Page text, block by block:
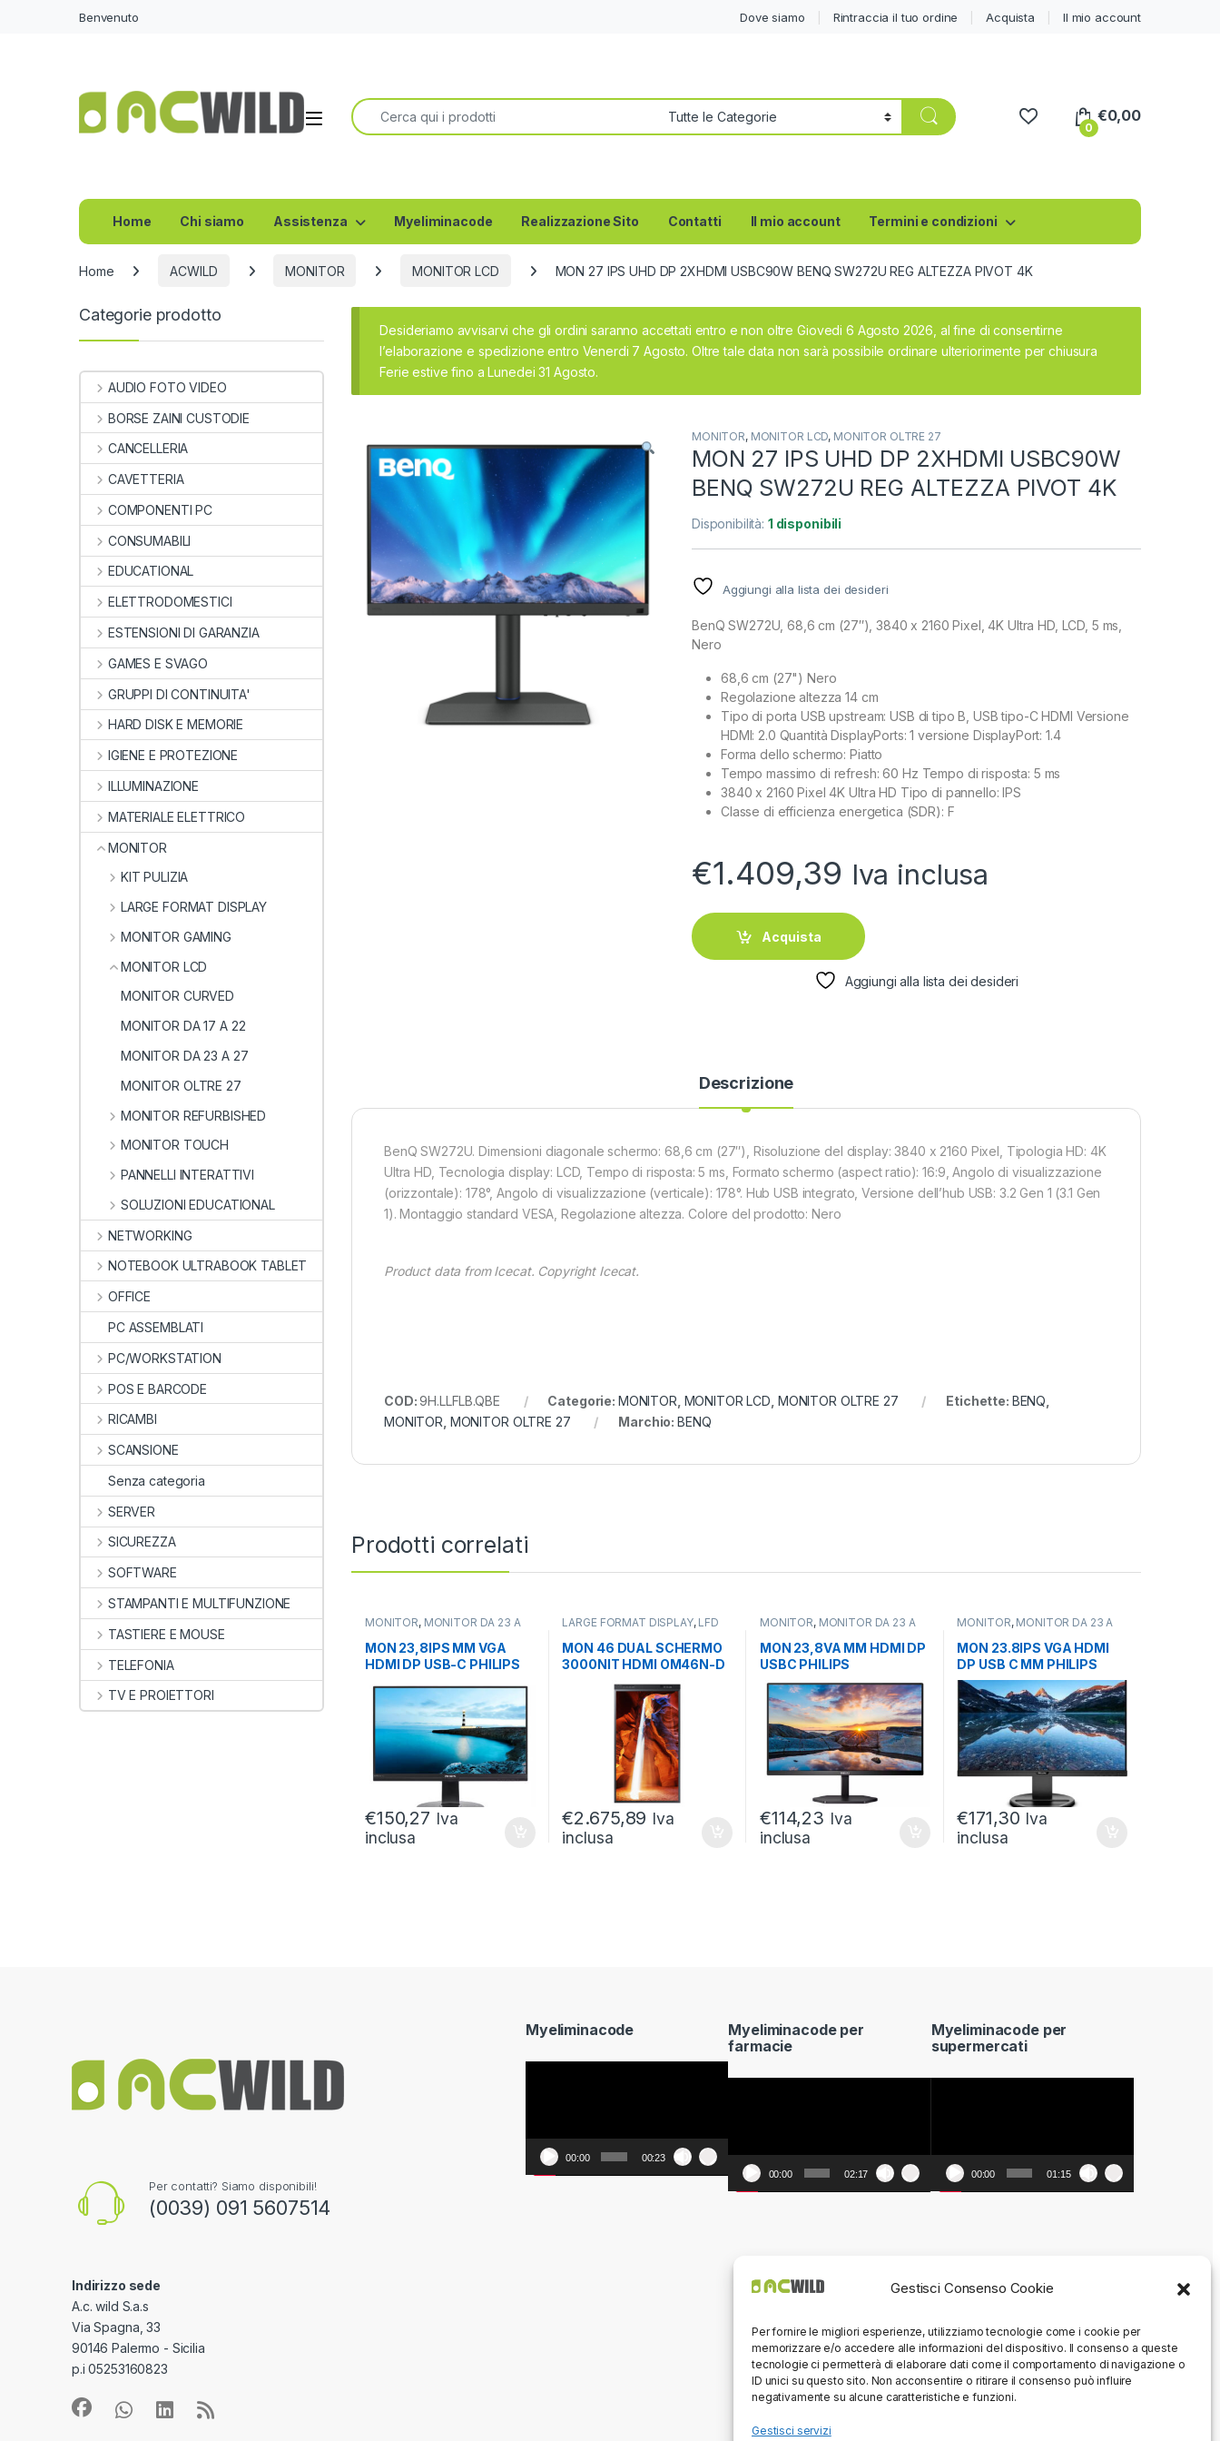
Gestisci Consenso Cookie
Per fornire le migliori esperienze, utilizziamo tecnologie come i cookie per
memorizzare e/o accedere alle informazioni del dispositivo. Il consenso a queste
tecnologie ci permetterà di elaborare dati come il comportamento di navigazione o
ID unici su questo sito. Non acconsentire o ritirare il consenso può influire
negativamente su alcune caratteristiche e funzioni.
Gestisci servizi
Benvenuto Dove siamo Rintraccia il tuo ordine Acquista Il mio account
Ricerca per:
0
€0,00
Home Chi siamo Assistenza Myeliminacode Realizzazione Sito Contatti Il mio account Termini e condizioni
Home ACWILD MONITOR MONITOR LCD MON 27 IPS UHD DP 2XHDMI USBC90W BENQ SW272U REG ALTEZZA PIVOT 4K
Desideriamo avvisarvi che gli ordini saranno accettati entro e non oltre Giovedi 6 Agosto 2026, al fine di consentirne
l’elaborazione e spedizione entro Venerdi 7 Agosto. Oltre tale data non sarà possibile ordinare ulteriorimente per chiusura
Ferie estive fino a Lunedei 31 Agosto.
MONITOR, MONITOR LCD, MONITOR OLTRE 27
MON 27 IPS UHD DP 2XHDMI USBC90W
BENQ SW272U REG ALTEZZA PIVOT 4K
Disponibilità: 1 disponibili
Aggiungi alla lista dei desideri
BenQ SW272U, 68,6 cm (27″), 3840 x 2160 Pixel, 4K Ultra HD, LCD, 5 ms,
Nero
68,6 cm (27") Nero
Regolazione altezza 14 cm
Tipo di porta USB upstream: USB di tipo B, USB tipo-C HDMI Versione
HDMI: 2.0 Quantità DisplayPorts: 1 versione DisplayPort: 1.4
Forma dello schermo: Piatto
Tempo massimo di refresh: 60 Hz Tempo di risposta: 5 ms
3840 x 2160 Pixel 4K Ultra HD Tipo di pannello: IPS
Classe di efficienza energetica (SDR): F
€1.409,39 Iva inclusa
Acquista
Aggiungi alla lista dei desideri
Descrizione
BenQ SW272U. Dimensioni diagonale schermo: 68,6 cm (27″), Risoluzione del display: 3840 x 2160 Pixel, Tipologia HD: 4K
Ultra HD, Tecnologia display: LCD, Tempo di risposta: 5 ms, Formato schermo (aspect ratio): 16:9, Angolo di visualizzazione
(orizzontale): 178°, Angolo di visualizzazione (verticale): 178°. Hub USB integrato, Versione dell’hub USB: 3.2 Gen 1 (3.1 Gen
1). Montaggio standard VESA, Regolazione altezza. Colore del prodotto: Nero
Product data from Icecat. Copyright Icecat.
COD:9H.LLFLB.QBE Categorie: MONITOR MONITOR LCD MONITOR OLTRE 27 Etichette: BENQ
MONITOR MONITOR OLTRE 27 Marchio: BENQ
Prodotti correlati
MONITOR, MONITOR DA 23 A
MON 23,8IPS MM VGA
HDMI DP USB-C PHILIPS
5MS
€150,27 Iva
inclusa
LARGE FORMAT DISPLAY, LFD
MON 46 DUAL SCHERMO
3000NIT HDMI OM46N-D
USB LAN
€2.675,89 Iva
inclusa
MONITOR, MONITOR DA 23 A
MON 23,8VA MM HDMI DP
USBC PHILIPS
24E1N3300A/00
€114,23 Iva
inclusa
MONITOR, MONITOR DA 23 A
MON 23.8IPS VGA HDMI
DP USB C MM PHILIPS
243B9/00
€171,30 Iva
inclusa
Categorie prodotto
AUDIO FOTO VIDEO
BORSE ZAINI CUSTODIE
CANCELLERIA
CAVETTERIA
COMPONENTI PC
CONSUMABILI
EDUCATIONAL
ELETTRODOMESTICI
ESTENSIONI DI GARANZIA
GAMES E SVAGO
GRUPPI DI CONTINUITA'
HARD DISK E MEMORIE
IGIENE E PROTEZIONE
ILLUMINAZIONE
MATERIALE ELETTRICO
MONITOR
KIT PULIZIA
LARGE FORMAT DISPLAY
MONITOR GAMING
MONITOR LCD
MONITOR CURVED
MONITOR DA 17 A 22
MONITOR DA 23 A 27
MONITOR OLTRE 27
MONITOR REFURBISHED
MONITOR TOUCH
PANNELLI INTERATTIVI
SOLUZIONI EDUCATIONAL
NETWORKING
NOTEBOOK ULTRABOOK TABLET
OFFICE
PC ASSEMBLATI
PC/WORKSTATION
POS E BARCODE
RICAMBI
SCANSIONE
Senza categoria
SERVER
SICUREZZA
SOFTWARE
STAMPANTI E MULTIFUNZIONE
TASTIERE E MOUSE
TELEFONIA
TV E PROIETTORI
Per contatti? Siamo disponibili!
(0039) 091 5607514
Indirizzo sede
A.c. wild S.a.s
Via Spagna, 33
90146 Palermo - Sicilia
p.i 05253160823
Myeliminacode
00:00 00:23
Myeliminacode per
farmacie
00:00 02:17
Myeliminacode per
supermercati
00:00 01:15